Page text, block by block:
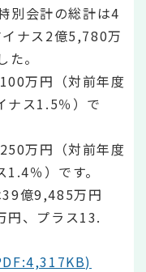
別会計の総計は4
ナス2億5,780万
。
万円（対前年度
ナス1.5％）で
万円（対前年度
％）です。
億9,485万円
円、プラス13.